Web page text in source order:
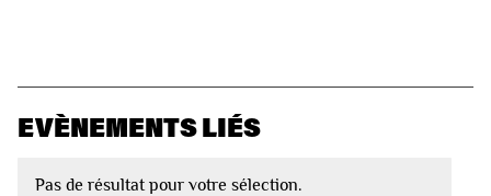
EVÈNEMENTS LIÉS
Pas de résultat pour votre sélection.